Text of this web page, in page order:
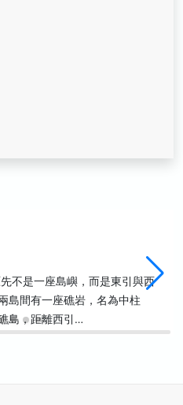
不是一座島嶼，而是東引與西
島間有一座礁岩，名為中柱
島，距離西引…